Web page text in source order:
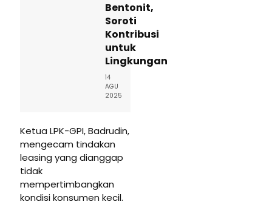
Bentonit,
Soroti
Kontribusi
untuk
Lingkungan
14
AGU
2025
Ketua LPK-GPI, Badrudin,
mengecam tindakan
leasing yang dianggap
tidak
mempertimbangkan
kondisi konsumen kecil.